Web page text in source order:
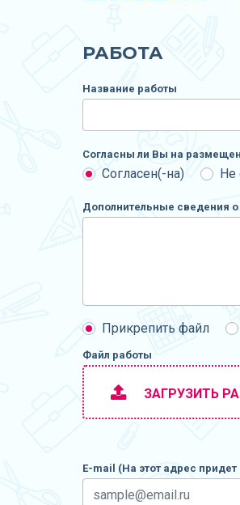
РАБОТА
Название работы
Согласны ли Вы на
Согласен(-на) Не
Дополнительные сведения о
Прикрепить файл
Файл работы
ЗАГРУЗИТЬ
E-mail (На этот адрес